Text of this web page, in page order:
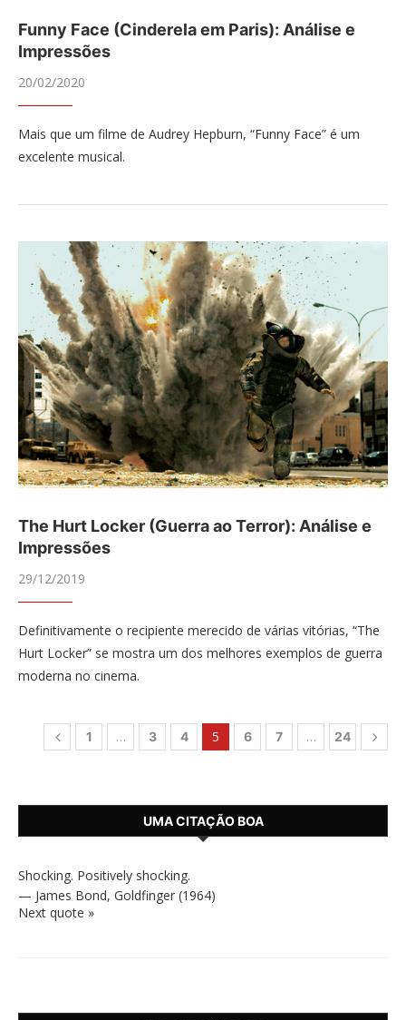
Funny Face (Cinderela em Paris): Análise e
Impressões
20/02/2020
Mais que um filme de Audrey Hepburn, “Funny Face” é um
excelente musical.
The Hurt Locker (Guerra ao Terror): Análise e
Impressões
29/12/2019
Definitivamente o recipiente merecido de várias vitórias, “The
Hurt Locker” se mostra um dos melhores exemplos de guerra
moderna no cinema.
1 … 3 4 5 6 7 … 24
UMA CITAÇÃO BOA
Shocking. Positively shocking.
— James Bond, Goldfinger (1964)
Next quote »